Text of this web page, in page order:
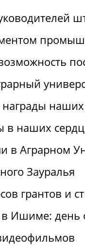
наших
в наших
в Аграрном
Зауралья
грантов и
в Ишиме: день